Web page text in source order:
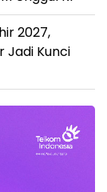
2027,
Jadi Kunci